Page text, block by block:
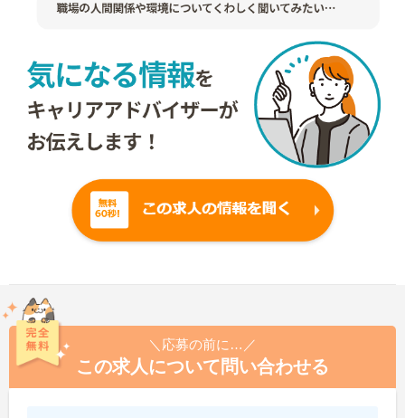
＼応募の前に…／
この求人について問い合わせる